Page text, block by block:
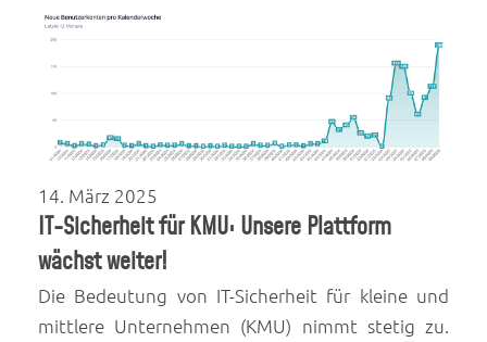
14. März 2025
IT-Sicherheit für KMU: Unsere Plattform
wächst weiter!
Die Bedeutung von IT-Sicherheit für kleine und
mittlere Unternehmen (KMU) nimmt stetig zu.